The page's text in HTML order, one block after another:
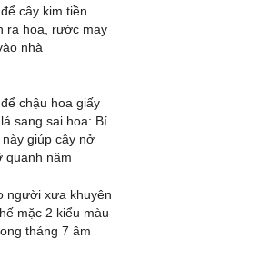
cây kim tiền
ra hoa, rước may
nhà
chậu hoa giấy
sang sai hoa: Bí
này giúp cây nở
quanh năm
người xưa khuyên
mặc 2 kiểu màu
tháng 7 âm